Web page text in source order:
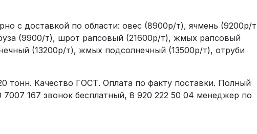
с доставкой по области: овес (8900р/т), ячмень (9200р/
(9900/т), шрот рапсовый (21600р/т), жмых рапсовый
(13200р/т), жмых подсолнечный (13500р/т), отруби
тонн. Качество ГОСТ. Оплата по факту поставки. Полный
167 звонок бесплатный, 8 920 222 50 04 менеджер по